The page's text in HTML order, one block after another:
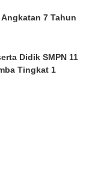
7 Tahun
Didik SMPN 11
Tingkat 1